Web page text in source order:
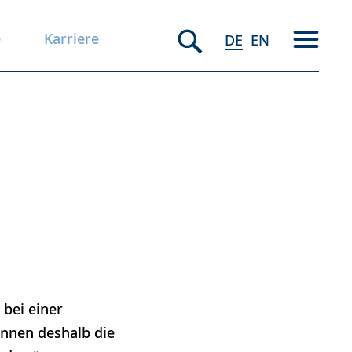
Karriere DE EN
einer
deshalb die